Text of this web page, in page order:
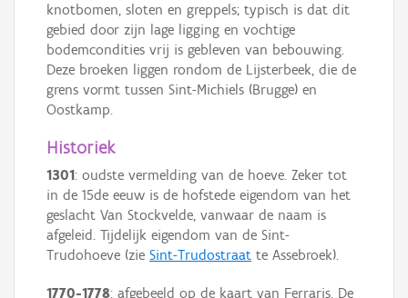
knotbomen, sloten en greppels; typisch is dat dit
gebied door zijn lage ligging en vochtige
bodemcondities vrij is gebleven van bebouwing.
Deze broeken liggen rondom de Lijsterbeek, die de
grens vormt tussen Sint-Michiels (Brugge) en
Oostkamp.
Historiek
1301: oudste vermelding van de hoeve. Zeker tot
in de 15de eeuw is de hofstede eigendom van het
geslacht Van Stockvelde, vanwaar de naam is
afgeleid. Tijdelijk eigendom van de Sint-
Trudohoeve (zie Sint-Trudostraat te Assebroek).
1770-1778: afgebeeld op de kaart van Ferraris. De